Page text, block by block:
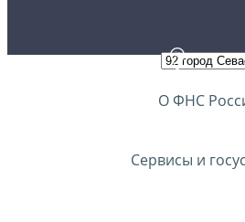
О ФНС
Сервисы и